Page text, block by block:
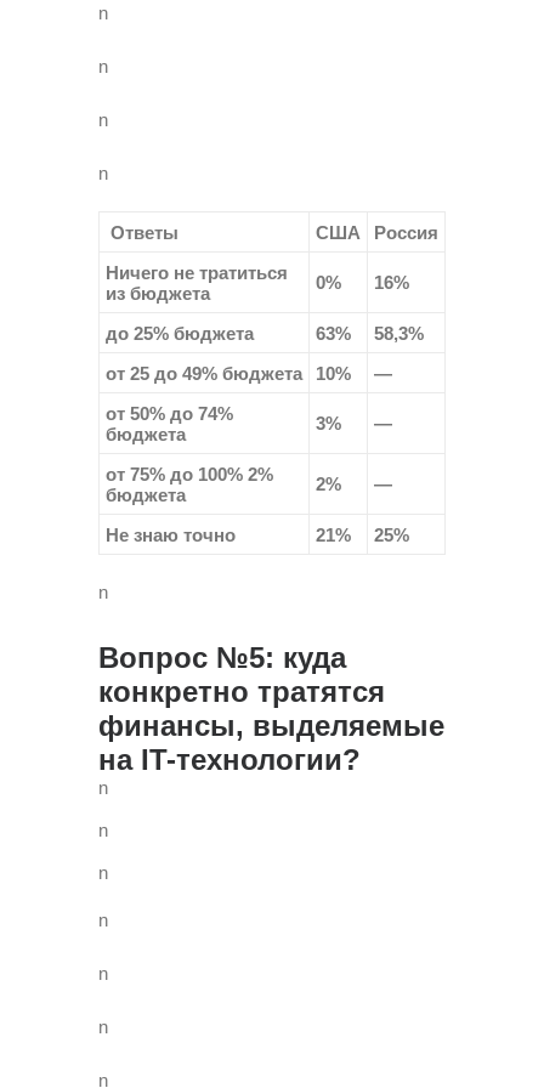
n
n
n
n
Ответы США
Россия
Ничего не тратиться
из бюджета
0% 16%
до 25% бюджета 63%
58,3%
от 25 до 49% бюджета
10%
—
от 50% до 74%
бюджета
3% —
от 75% до 100% 2%
бюджета
2% —
Не знаю точно 21% 25%
n
Вопрос №5: куда
конкретно тратятся
финансы, выделяемые
на IT-технологии?
n
n
n
n
n
n
n